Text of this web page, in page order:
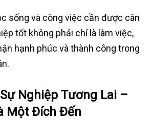
sống và công việc cần được cân
tốt không phải chỉ là làm việc,
hạnh phúc và thành công trong
Nghiệp Tương Lai –
Một Đích Đến